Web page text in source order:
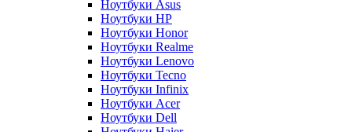
Ноутбуки Asus
Ноутбуки HP
Ноутбуки Honor
Ноутбуки Realme
Ноутбуки Lenovo
Ноутбуки Tecno
Ноутбуки Infinix
Ноутбуки Acer
Ноутбуки Dell